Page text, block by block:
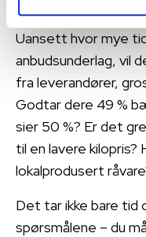
Uansett hvor mye
anbudsunderlag, vil
fra leverandører,
Godtar dere 49 %
sier 50 %? Er det
til en lavere kilopris?
lokalprodusert
Det tar ikke bare tid
spørsmålene – du